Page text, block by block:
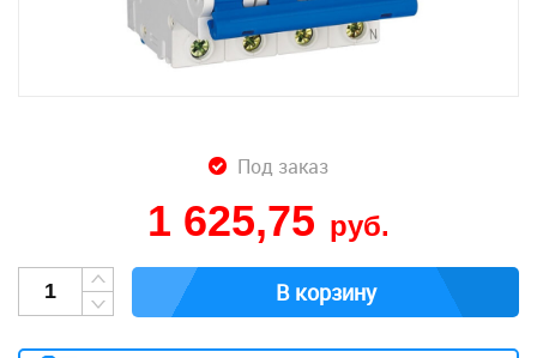
Под заказ
1 625,75 руб.
В корзину